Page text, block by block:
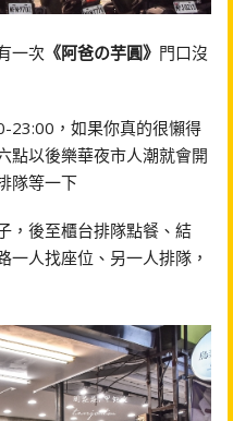
一次 《阿爸の芋圓》 門口沒
23:00，如果你真的很懶得
點以後樂華夜市人潮就會開
隊等一下
，後至櫃台排隊點餐、結
一人找座位、另一人排隊，